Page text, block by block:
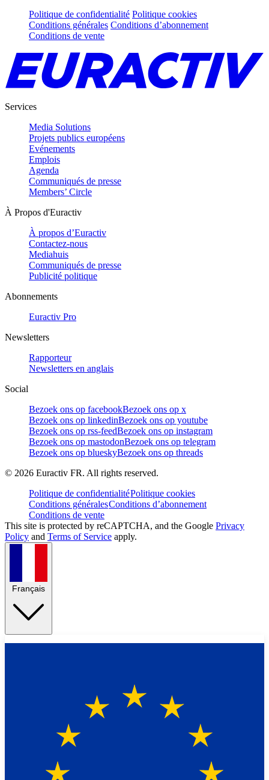
Politique de confidentialité Politique cookies
Conditions générales Conditions d’abonnement
Conditions de vente
Services
Media Solutions
Projets publics européens
Evénements
Emplois
Agenda
Communiqués de presse
Members’ Circle
À Propos d'Euractiv
À propos d’Euractiv
Contactez-nous
Mediahuis
Communiqués de presse
Publicité politique
Abonnements
Euractiv Pro
Newsletters
Rapporteur
Newsletters en anglais
Social
Bezoek ons op facebookBezoek ons op x
Bezoek ons op linkedinBezoek ons op youtube
Bezoek ons op rss-feedBezoek ons op instagram
Bezoek ons op mastodonBezoek ons op telegram
Bezoek ons op blueskyBezoek ons op threads
© 2026 Euractiv FR. All rights reserved.
Politique de confidentialitéPolitique cookies
Conditions généralesConditions d’abonnement
Conditions de vente
This site is protected by reCAPTCHA, and the Google Privacy
Policy and Terms of Service apply.
Français